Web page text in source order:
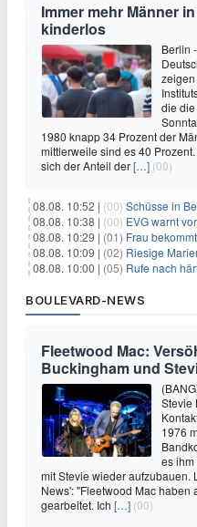
Immer mehr Männer
kinderlos
Berlin
die
1980 knapp 34 Prozent der
mittlerweile sind es 40
sich der Anteil der[…] (00)
08.08. 10:52 | (00) Schüsse in
08.08. 10:38 | (00) EVG warnt
08.08. 10:29 | (01) Frau
08.08. 10:09 | (02) Riesige
08.08. 10:00 | (05) Rufe nach
BOULEVARD-NEWS
Fleetwood Mac:
Buckingham und
Stevie
1976
es
mit Stevie wieder aufzubauen.
News': "Fleetwood Mac haben
gearbeitet. Ich […] (00)